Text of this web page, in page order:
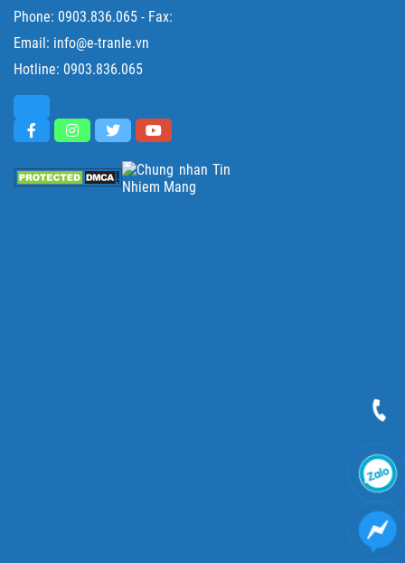
Phone: 0903.836.065 - Fax:
Email: info@e-tranle.vn
Hotline: 0903.836.065